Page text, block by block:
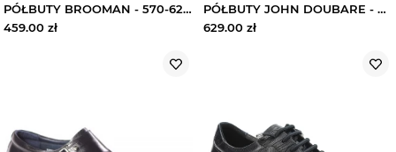
PÓŁBUTY BROOMAN - 570-62201 CZARNE
459.00 zł
PÓŁBUTY JOHN DOUBARE - QA526-C6-A77 COFFEE Brooman Brązowy
629.00 zł